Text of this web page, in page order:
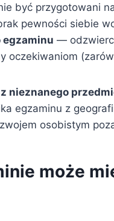
być przygotowani
pewności siebie
egzaminu —
oczekiwaniom
nieznanego
egzaminu z
osobistym
może